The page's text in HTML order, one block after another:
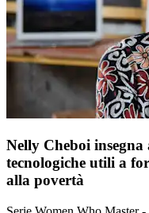
Nelly Cheboi insegna
tecnologiche utili a
alla povertà